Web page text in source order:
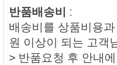
반품배송비
:
배송비를 상품비용
원 이상이 되는 고객
> 반품요청 후 안내